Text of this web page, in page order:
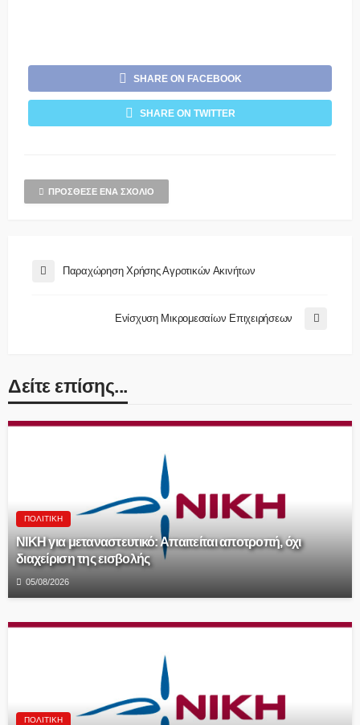
SHARE ON FACEBOOK
SHARE ON TWITTER
ΠΡΌΣΘΕΣΕ ΈΝΑ ΣΧΌΛΙΟ
Παραχώρηση Χρήσης Αγροτικών Ακινήτων
Ενίσχυση Μικρομεσαίων Επιχειρήσεων
Δείτε επίσης...
ΠΟΛΙΤΙΚΉ
ΝΙΚΗ για μεταναστευτικό: Απαιτείται αποτροπή, όχι
διαχείριση της εισβολής
05/08/2026
ΠΟΛΙΤΙΚΉ